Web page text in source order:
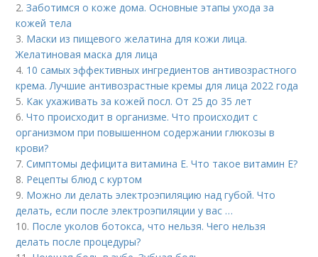
2.Заботимся о коже дома. Основные этапы ухода за
кожей тела
3. Маски из пищевого желатина для кожи лица.
Желатиновая маска для лица
4. 10 самых эффективных ингредиентов антивозрастного
крема. Лучшие антивозрастные кремы для лица 2022 года
5. Как ухаживать за кожей посл. От 25 до 35 лет
6.Что происходит в организме. Что происходит с
организмом при повышенном содержании глюкозы в
крови?
7.Симптомы дефицита витамина E. Что такое витамин Е?
8. Рецепты блюд с куртом
9. Можно ли делать электроэпиляцию над губой. Что
делать, если после электроэпиляции у вас …
10. После уколов ботокса, что нельзя. Чего нельзя
делать после процедуры?